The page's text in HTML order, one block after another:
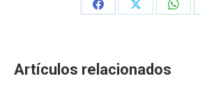
Share
Share
Share
Artículos relacionados